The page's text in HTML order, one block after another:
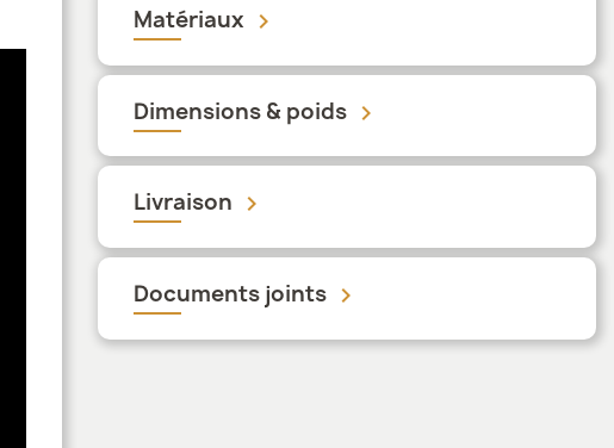
Matériaux keyboard_arrow_down
Dimensions & poids keyboard_arrow_down
Livraison keyboard_arrow_down
Documents joints keyboard_arrow_down